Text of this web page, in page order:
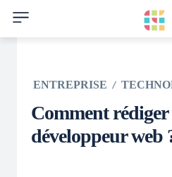
ENTREPRISE
Comment
développeur web